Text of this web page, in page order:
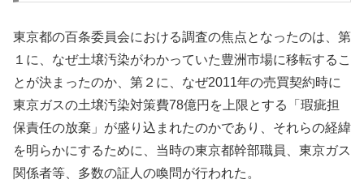
東京都の百条委員会における調査の焦点となったのは、第
１に、なぜ土壌汚染がわかっていた豊洲市場に移転するこ
とが決まったのか、第２に、なぜ2011年の売買契約時に
東京ガスの土壌汚染対策費78億円を上限とする「瑕疵担
保責任の放棄」が盛り込まれたのかであり、それらの経緯
を明らかにするために、当時の東京都幹部職員、東京ガス
関係者等、多数の証人の喚問が行われた。